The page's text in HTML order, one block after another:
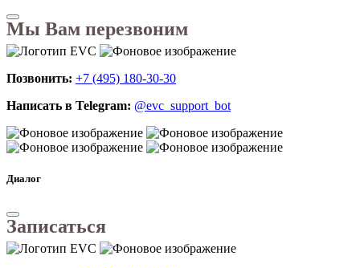
Мы Вам перезвоним
Позвонить: +7 (495) 180-30-30
Написать в Telegram: @evc_support_bot
Диалог
Записаться